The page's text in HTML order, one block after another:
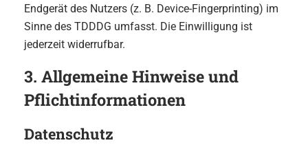
Endgerät des Nutzers (z. B. Device-Fingerprinting) im
Sinne des TDDDG umfasst. Die Einwilligung ist
jederzeit widerrufbar.
3. Allgemeine Hinweise und
Pflicht­informationen
Datenschutz